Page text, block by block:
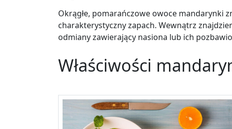
Okrągłe, pomarańczowe owoce mandarynki
charakterystyczny zapach. Wewnątrz
odmiany zawierający nasiona lub ich
Właściwości